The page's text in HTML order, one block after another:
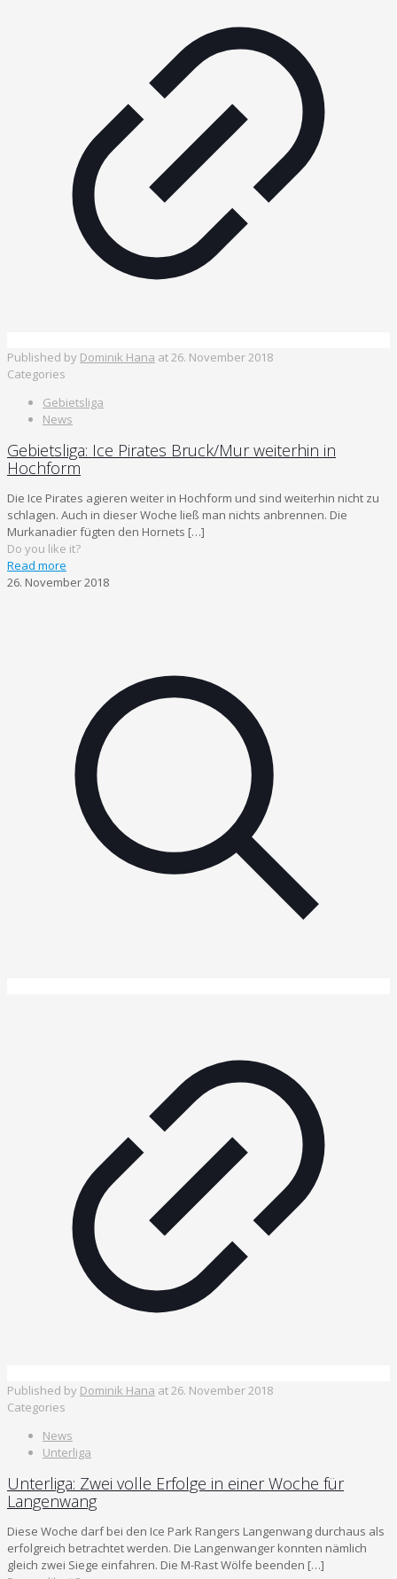
Published by Dominik Hana at26. November 2018
Categories
Gebietsliga
News
Gebietsliga: Ice Pirates Bruck/Mur weiterhin in
Hochform
Die Ice Pirates agieren weiter in Hochform und sind weiterhin nicht zu
schlagen. Auch in dieser Woche ließ man nichts anbrennen. Die
Murkanadier fügten den Hornets […]
Do you like it?
Read more
26. November 2018
Published by Dominik Hana at26. November 2018
Categories
News
Unterliga
Unterliga: Zwei volle Erfolge in einer Woche für
Langenwang
Diese Woche darf bei den Ice Park Rangers Langenwang durchaus als
erfolgreich betrachtet werden. Die Langenwanger konnten nämlich
gleich zwei Siege einfahren. Die M-Rast Wölfe beenden […]